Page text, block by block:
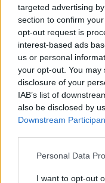
targeted advertising
section to confirm
opt-out request is
interest-based ads
us or personal
your opt-out. You
disclosure of your
IAB’s list of
also be disclosed by
Downstream
Please note that this
not limited to your
Personal Data
I want to opt-out